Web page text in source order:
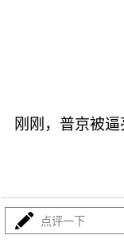
刚刚，普京被逼
最热
点评一下